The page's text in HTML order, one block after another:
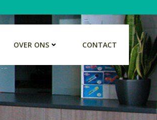
OVER ONS CONTACT